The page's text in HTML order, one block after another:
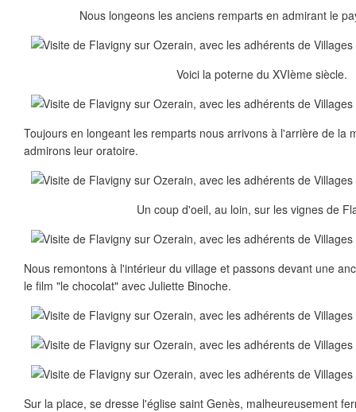
Nous longeons les anciens remparts en admirant le
Voici la poterne du XVIème siècle.
Toujours en longeant les remparts nous arrivons à l'arrière de la
admirons leur oratoire.
Un coup d'oeil, au loin, sur les vignes de
Nous remontons à l'intérieur du village et passons devant une
le film "le chocolat" avec Juliette Binoche.
Sur la place, se dresse l'église saint Genès, malheureusement